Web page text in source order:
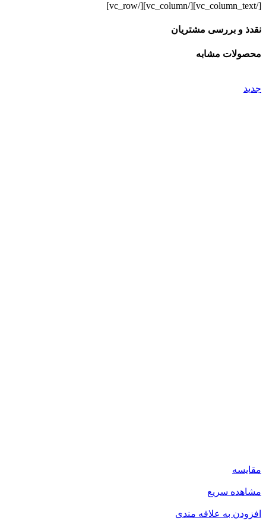
[/vc_column_text][/vc_column][/vc_row]
نقدذ و بررسی مشتریان
محصولات مشابه
جدید
مقایسه
مشاهده سریع
افزودن به علاقه مندی